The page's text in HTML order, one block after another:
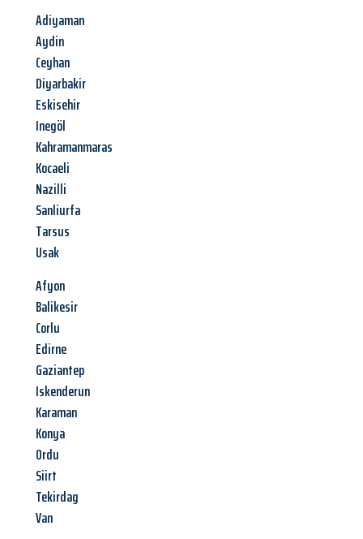
Adiyaman
Aydin
Ceyhan
Diyarbakir
Eskisehir
Inegöl
Kahramanmaras
Kocaeli
Nazilli
Sanliurfa
Tarsus
Usak
Afyon
Balikesir
Corlu
Edirne
Gaziantep
Iskenderun
Karaman
Konya
Ordu
Siirt
Tekirdag
Van